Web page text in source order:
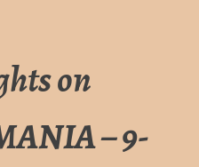
on
– 9-